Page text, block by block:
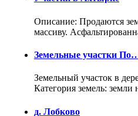
Описание: Продаются
массиву.
Земельные участки
Земельный участок в
Категория земель:
д. Лобково